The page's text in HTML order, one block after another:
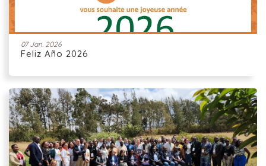
07 Jan. 2026
Feliz Año 2026